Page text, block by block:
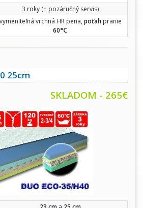
3 roky (+ pozáručný servis)
vymeniteľná vrchná HR pena, poťahpranie
60°C
25cm
SKLADOM - 265€